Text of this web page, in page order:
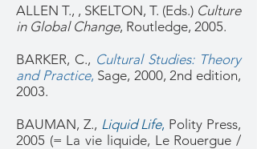
ALLEN T., , SKELTON, T. (Eds.) Culture
in Global Change, Routledge, 2005.
BARKER, C., Cultural Studies: Theory
and Practice, Sage, 2000, 2nd edition,
2003.
BAUMAN, Z., Liquid Life, Polity Press,
2005 (= La vie liquide, Le Rouergue /